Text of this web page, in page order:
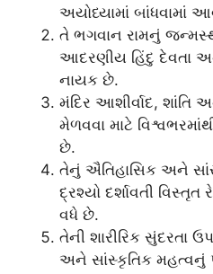
અયોધ્યામાં બાંધવામાં
તે ભગવાન રામનું
આદરણીય હિંદુ દેવતા
નાયક છે.
મંદિર આશીર્વાદ, શાંતિ
મેળવવા માટે
છે.
તેનું ઐતિહાસિક અને
દ્રશ્યો દર્શાવતી વિસ્તૃત
વધે છે.
તેની શારીરિક સુંદરતા
અને સાંસ્કૃતિક મહત્વનું